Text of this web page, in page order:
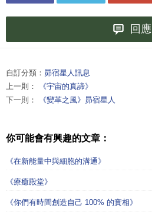
回應
自訂分類： 昴宿星人訊息
上一則：
《宇宙的真諦》
下一則：
《變革之風》昴宿星人
你可能會有興趣的文章：
《在新能量中與細胞的溝通》
《療癒殿堂》
《你們有時間創造自己 100% 的實相》